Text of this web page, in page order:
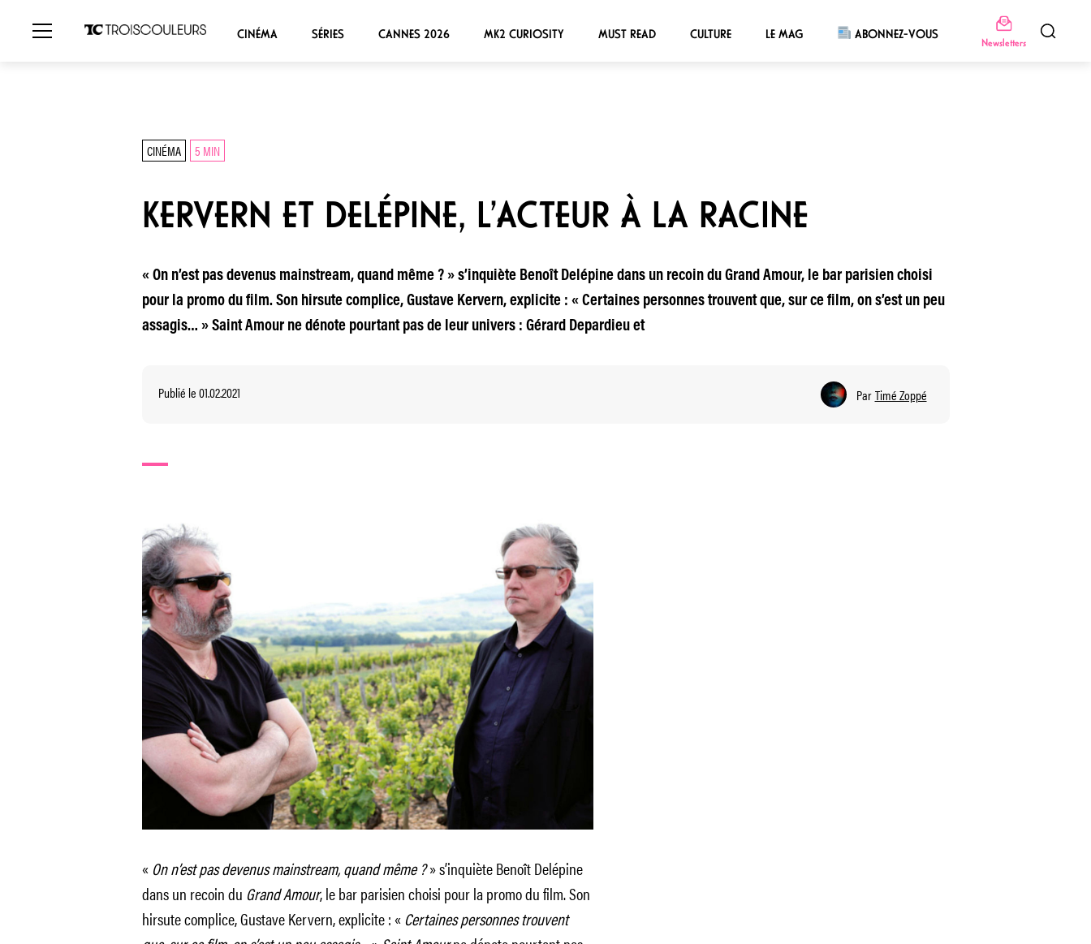
CINÉMA SÉRIES CANNES 2026 MK2 CURIOSITY MUST READ CULTURE LE MAG ABONNEZ-VOUS
Newsletters
CINÉMA 5 MIN
KERVERN ET DELÉPINE, L’ACTEUR À LA RACINE
« On n’est pas devenus mainstream, quand même ? » s’inquiète Benoît Delépine dans un recoin du Grand Amour, le bar parisien choisi
pour la promo du film. Son hirsute complice, Gustave Kervern, explicite : « Certaines personnes trouvent que, sur ce film, on s’est un peu
assagis… » Saint Amour ne dénote pourtant pas de leur univers : Gérard Depardieu et
Publié le 01.02.2021 Par Timé Zoppé
« On n’est pas devenus mainstream, quand même ?» s’inquiète Benoît Delépine
dans un recoin du Grand Amour, le bar parisien choisi pour la promo du film. Son
hirsute complice, Gustave Kervern, explicite : « Certaines personnes trouvent